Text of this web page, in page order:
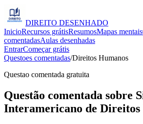
DIREITO DESENHADO
InicioRecursos grátisResumosMapas mentais
comentadasAulas desenhadas
EntrarComeçar grátis
Questoes comentadas/Direitos Humanos
Questao comentada gratuita
Questão comentada sobre
Interamericano de Direitos